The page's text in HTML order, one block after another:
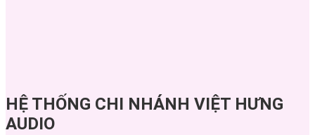
HỆ THỐNG CHI NHÁNH VIỆT HƯNG
AUDIO